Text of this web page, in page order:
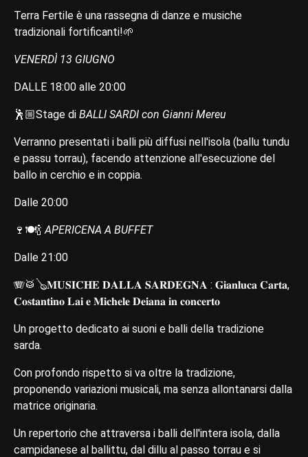
Terra Fertile è una rassegna di danze e musiche
tradizionali fortificanti!🌱
VENERDÌ 13 GIUGNO
DALLE 18:00 alle 20:00
🕺🏼Stage di BALLI SARDI con Gianni Mereu
Verranno presentati i balli più diffusi nell'isola (ballu tundu
e passu torrau), facendo attenzione all'esecuzione del
ballo in cerchio e in coppia.
Dalle 20:00
🍷🍽️🍾APERICENA A BUFFET
Dalle 21:00
🪗🥁🪕𝐌𝐔𝐒𝐈𝐂𝐇𝐄 𝐃𝐀𝐋𝐋𝐀 𝐒𝐀𝐑𝐃𝐄𝐆𝐍𝐀 : 𝐆𝐢𝐚𝐧𝐥𝐮𝐜𝐚 𝐂𝐚𝐫𝐭𝐚,
𝐂𝐨𝐬𝐭𝐚𝐧𝐭𝐢𝐧𝐨 𝐋𝐚𝐢 𝐞 𝐌𝐢𝐜𝐡𝐞𝐥𝐞 𝐃𝐞𝐢𝐚𝐧𝐚 𝐢𝐧 𝐜𝐨𝐧𝐜𝐞𝐫𝐭𝐨
Un progetto dedicato ai suoni e balli della tradizione
sarda.
Con profondo rispetto si va oltre la tradizione,
proponendo variazioni musicali, ma senza allontanarsi dalla
matrice originaria.
Un repertorio che attraversa i balli dell'intera isola, dalla
campidanese al ballittu, dal dillu al passo torrau e si